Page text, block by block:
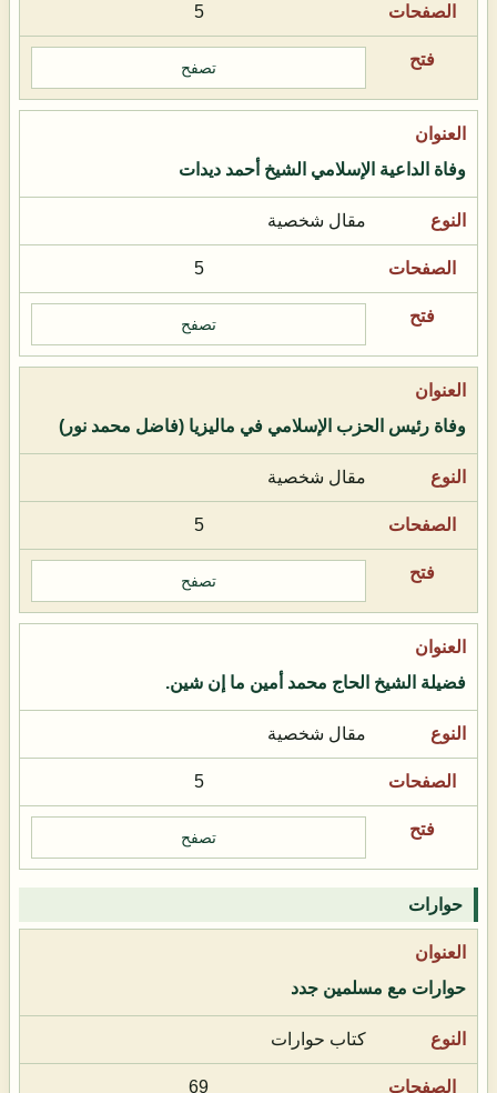
5
تصفح
وفاة الداعية الإسلامي الشيخ أحمد ديدات
مقال شخصية
5
تصفح
وفاة رئيس الحزب الإسلامي في ماليزيا (فاضل محمد نور)
مقال شخصية
5
تصفح
فضيلة الشيخ الحاج محمد أمين ما إن شين.
مقال شخصية
5
تصفح
حوارات
حوارات مع مسلمين جدد
كتاب حوارات
69